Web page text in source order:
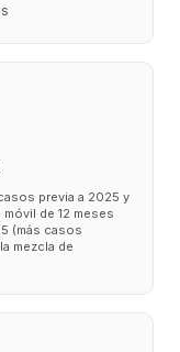
previa a 2025 y
de 12 meses
(más casos
mezcla de